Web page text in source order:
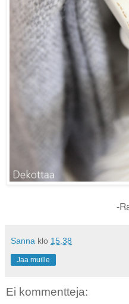
-
Sanna klo 15.38
Jaa muille
Ei kommentteja: